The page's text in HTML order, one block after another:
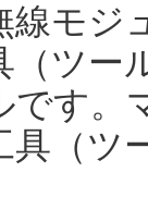
線モジ
（ツー
です。
具（ツ